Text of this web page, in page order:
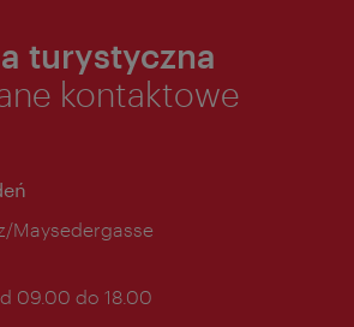
turystyczna
kontaktowe
Maysedergasse
09.00 do 18.00